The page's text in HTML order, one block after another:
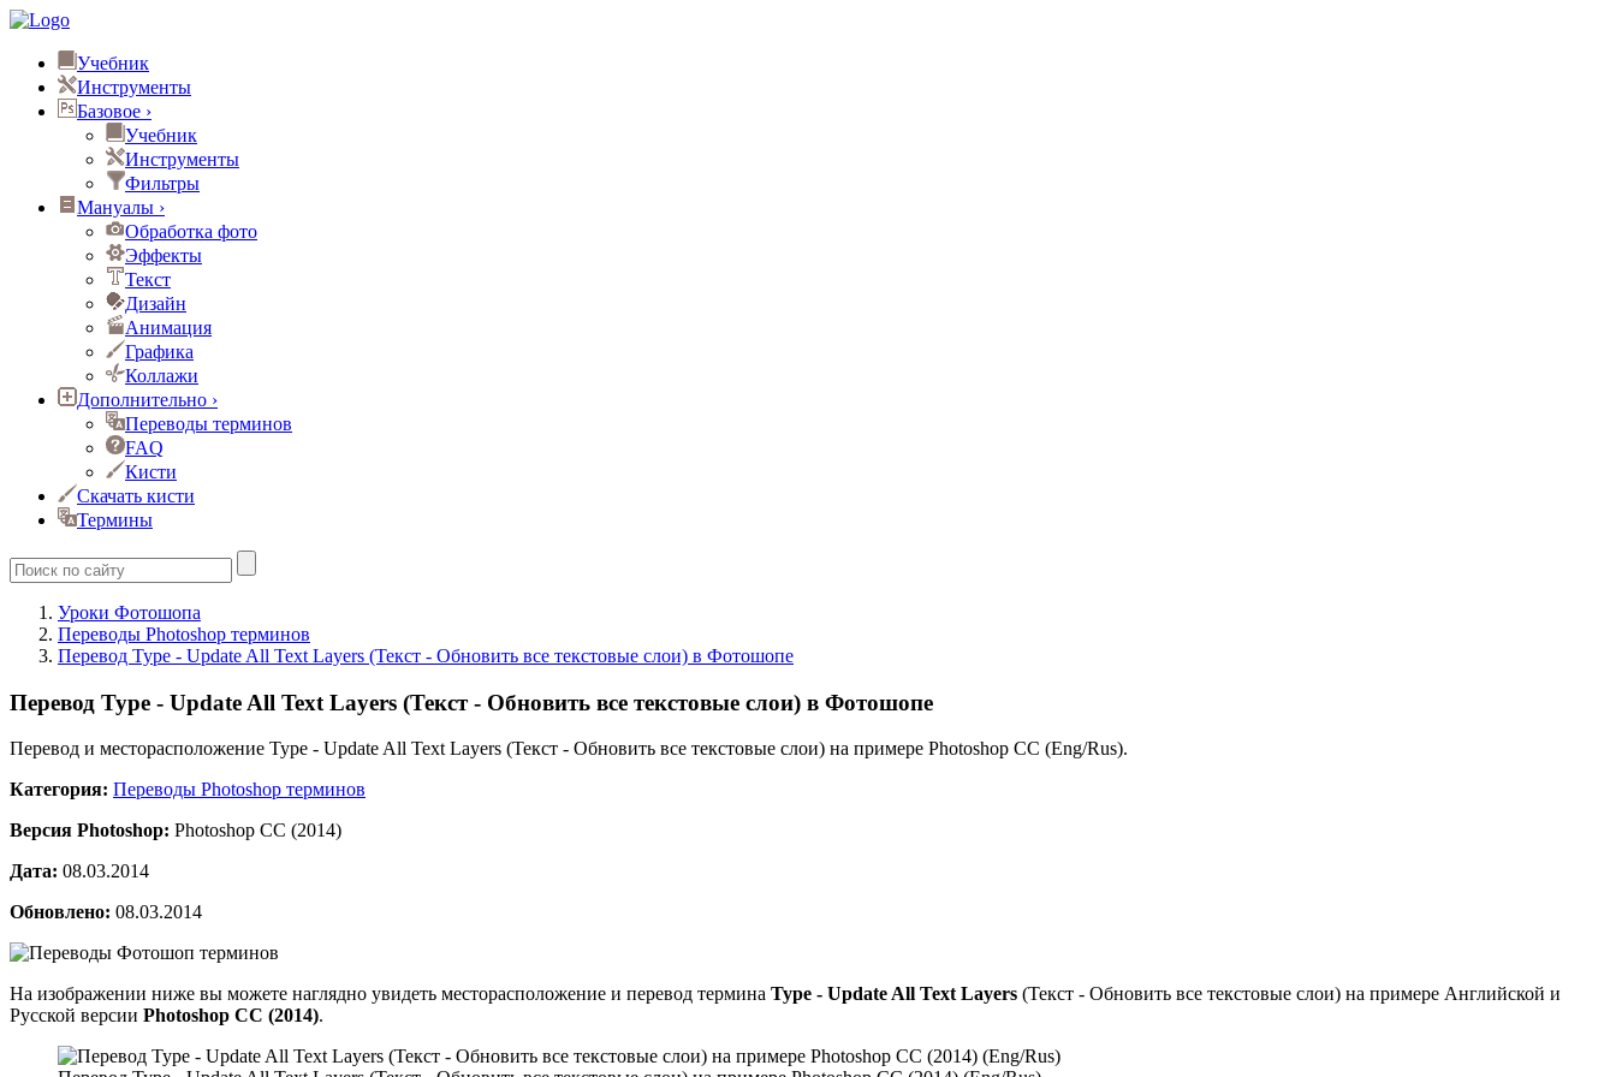
Учебник
Инструменты
Базовое ›
Учебник
Инструменты
Фильтры
Мануалы ›
Обработка фото
Эффекты
Текст
Дизайн
Анимация
Графика
Коллажи
Дополнительно ›
Переводы терминов
FAQ
Кисти
Скачать кисти
Термины
Уроки Фотошопа
Переводы Photoshop терминов
Перевод Type - Update All Text Layers (Текст - Обновить все текстовые слои) в Фотошопе
Перевод Type - Update All Text Layers (Текст - Обновить все текстовые слои) в Фотошопе
Перевод и месторасположение Type - Update All Text Layers (Текст - Обновить все текстовые слои) на примере Photoshop CC (Eng/Rus).
Категория: Переводы Photoshop терминов
Версия Photoshop: Photoshop CC (2014)
Дата: 08.03.2014
Обновлено: 08.03.2014
На изображении ниже вы можете наглядно увидеть месторасположение и перевод термина Type - Update All Text Layers (Текст - Обновить все текстовые слои) на примере Английской и
Русской версии Photoshop CC (2014).